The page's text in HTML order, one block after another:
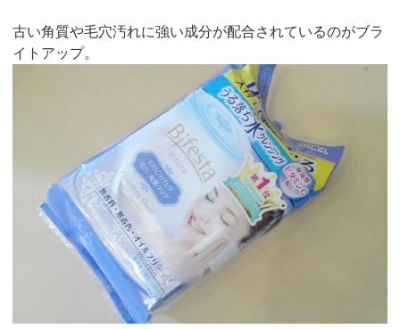
古い角質や毛穴汚れに強い成分が配合されているのがブラ
イトアップ。